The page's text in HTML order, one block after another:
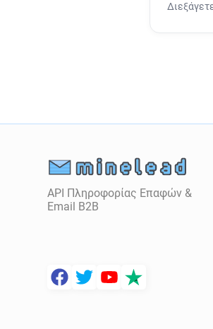
API Πληροφορίας Επαφών &
Email B2B